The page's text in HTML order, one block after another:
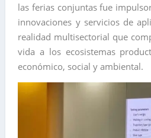
las ferias conjuntas fue
innovaciones y servicios de
realidad multisectorial que
vida a los ecosistemas
económico, social y ambiental.